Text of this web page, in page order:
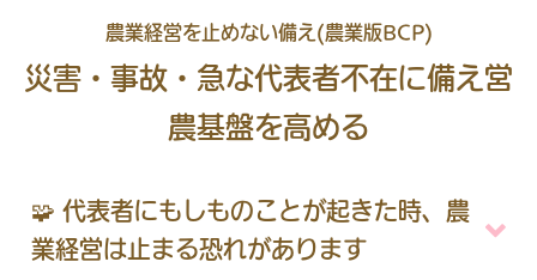
農業経営を止めない備え(農業版BCP)
災害・事故・急な代表者不在に備え営
農基盤を高める
🧩 代表者にもしものことが起きた時、農
業経営は止まる恐れがあります